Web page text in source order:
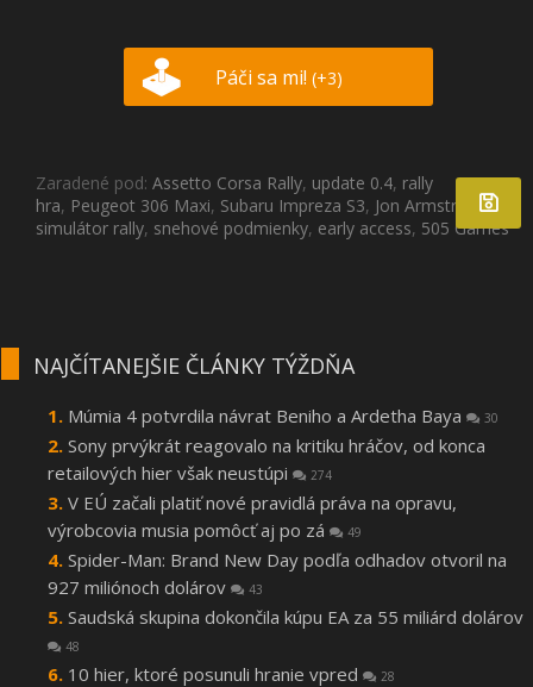
Páči sa mi! (+3)
Zaradené pod: Assetto Corsa Rally, update 0.4, rally
hra, Peugeot 306 Maxi, Subaru Impreza S3, Jon Armstrong,
simulátor rally, snehové podmienky, early access, 505 Games
NAJČÍTANEJŠIE ČLÁNKY TÝŽDŇA
Múmia 4 potvrdila návrat Beniho a Ardetha Baya 30
Sony prvýkrát reagovalo na kritiku hráčov, od konca
retailových hier však neustúpi
274
V EÚ začali platiť nové pravidlá práva na opravu,
výrobcovia musia pomôcť aj po zá
49
Spider-Man: Brand New Day podľa odhadov otvoril na
927 miliónoch dolárov
43
Saudská skupina dokončila kúpu EA za 55 miliárd dolárov
48
10 hier, ktoré posunuli hranie vpred 28